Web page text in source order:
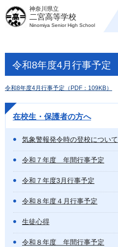
神奈川県立
二宮高等学校
Ninomiya Senior High School
令和8年度4月行事予定
令和8年度4月行事予定（PDF：109KB）
在校生・保護者の方へ
気象警報発令時の登校について
令和７年度 年間行事予定
令和７年度3月行事予定
令和８年度４月行事予定
生徒心得
令和８年度 年間行事予定